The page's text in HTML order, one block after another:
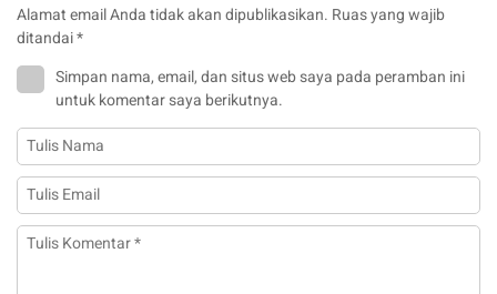
Alamat email Anda tidak akan dipublikasikan. Ruas yang wajib
ditandai*
Simpan nama, email, dan situs web saya pada peramban ini
untuk komentar saya berikutnya.